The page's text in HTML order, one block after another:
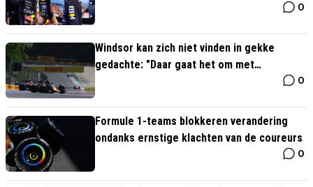
0
Windsor kan zich niet vinden in gekke
gedachte: "Daar gaat het om met
0
Formule 1-teams blokkeren verandering
ondanks ernstige klachten van de coureurs
0